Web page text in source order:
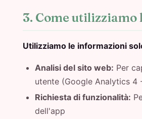
3. Come
Utilizziamo le informazioni
Analisi del sito web: Per
utente (Google Analytics
Richiesta di funzionalità:
dell'app